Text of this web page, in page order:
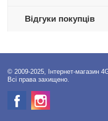
Відгуки покупців
© 2009-2025, Інтернет-магазин
Всі права захищено.